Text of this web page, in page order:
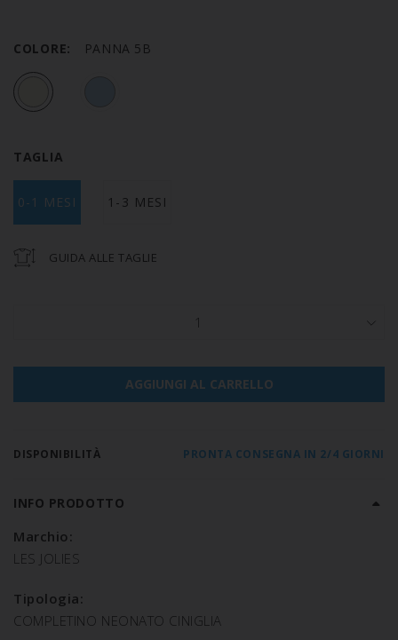
COLORE: PANNA 5B
TAGLIA
0-1 MESI 1-3 MESI
GUIDA ALLE TAGLIE
1
AGGIUNGI AL CARRELLO
DISPONIBILITÀ PRONTA CONSEGNA IN 2/4 GIORNI
INFO PRODOTTO
Marchio:
LES JOLIES
Tipologia:
COMPLETINO NEONATO CINIGLIA